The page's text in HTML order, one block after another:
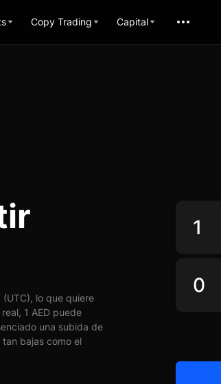
Copy Trading Capital
lo que quiere
1 AED puede
una subida de
bajas como el